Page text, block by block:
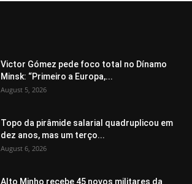
Victor Gómez pede foco total no Dínamo
Minsk: “Primeiro a Europa,...
August 5, 2026
Topo da pirâmide salarial quadruplicou em
dez anos, mas um terço...
August 6, 2026
Alto Minho recebe 45 novos militares da